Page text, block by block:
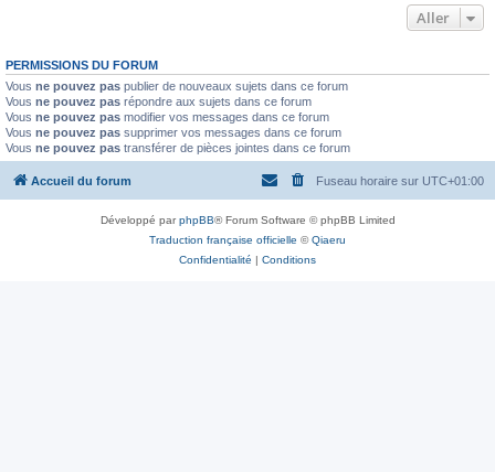
Aller
PERMISSIONS DU FORUM
Vous ne pouvez pas publier de nouveaux sujets dans ce forum
Vous ne pouvez pas répondre aux sujets dans ce forum
Vous ne pouvez pas modifier vos messages dans ce forum
Vous ne pouvez pas supprimer vos messages dans ce forum
Vous ne pouvez pas transférer de pièces jointes dans ce forum
Accueil du forum Fuseau horaire sur UTC+01:00
Développé parphpBB® Forum Software © phpBB Limited
Traduction française officielle ©Qiaeru
Confidentialité | Conditions